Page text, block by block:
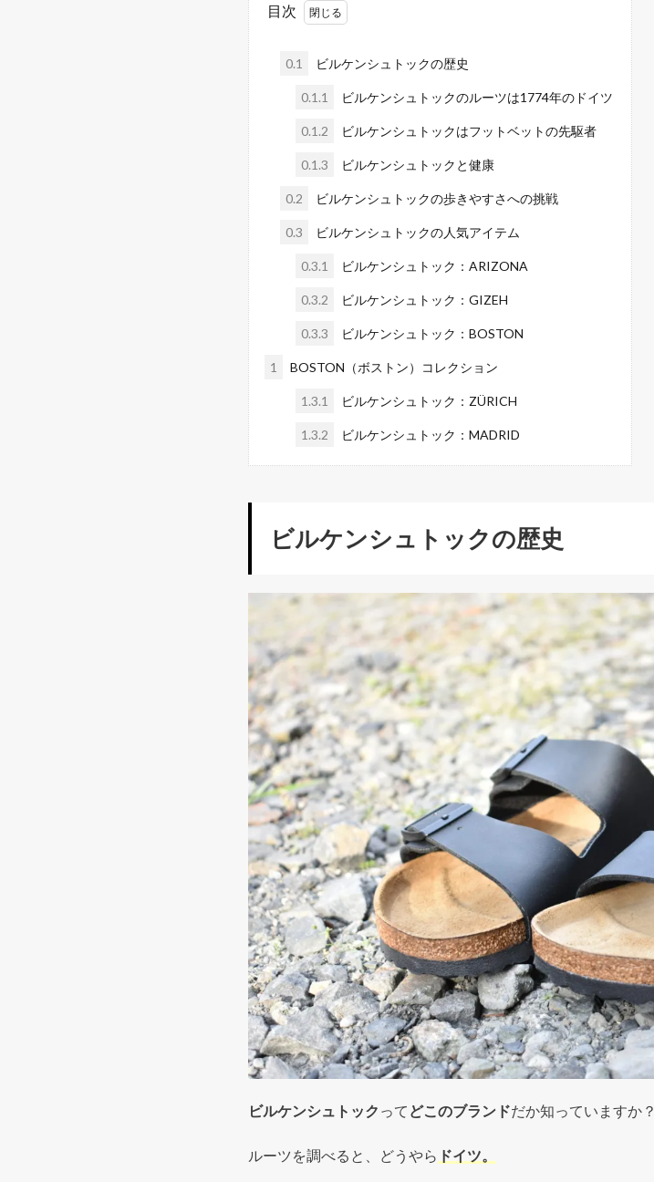
目次
0.1 ビルケンシュトックの歴史
0.1.1 ビルケンシュトックのルーツは1774年のドイツ
0.1.2 ビルケンシュトックはフットベットの先駆者
0.1.3 ビルケンシュトックと健康
0.2 ビルケンシュトックの歩きやすさへの挑戦
0.3 ビルケンシュトックの人気アイテム
0.3.1 ビルケンシュトック：ARIZONA
0.3.2 ビルケンシュトック：GIZEH
0.3.3 ビルケンシュトック：BOSTON
1 BOSTON（ボストン）コレクション
1.3.1 ビルケンシュトック：ZÜRICH
1.3.2 ビルケンシュトック：MADRID
ビルケンシュトックの歴史
ビルケンシュトック って どこのブランドだか知っていますか？
ルーツを調べると、どうやら ドイツ。